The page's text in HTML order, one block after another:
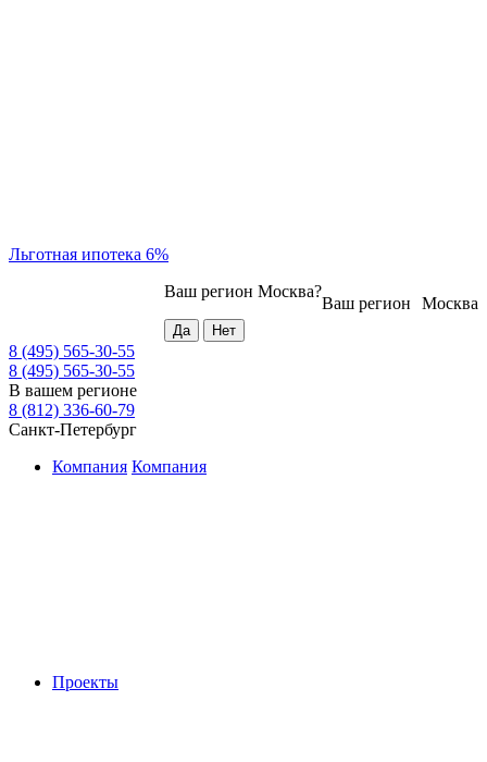
Льготная ипотека 6%
Москва
Ваш регион
Ваш регион Москва?
8 (495) 565-30-55
8 (495) 565-30-55
В вашем регионе
8 (812) 336-60-79
Санкт-Петербург
Компания Компания
Проекты